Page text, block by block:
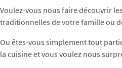
Voulez-vous nous faire découvrir
traditionnelles de votre famille ou
Ou êtes-vous simplement tout
la cuisine et vous voulez nous